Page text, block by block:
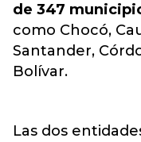
de 347
como Chocó,
Santander,
Bolívar.
Las dos